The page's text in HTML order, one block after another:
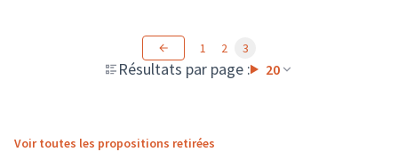
Résultats par page : 20
1 2 3
Voir toutes les propositions retirées